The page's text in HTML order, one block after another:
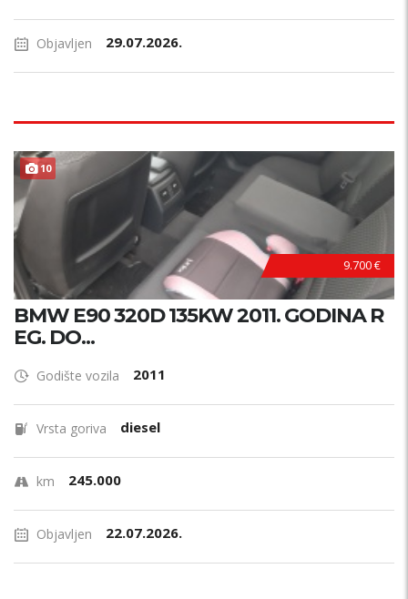
Objavljen 29.07.2026.
10
9.700 €
BMW E90 320D 135KW 2011. GODINA R
EG. DO...
Godište vozila 2011
Vrsta goriva diesel
km 245.000
Objavljen 22.07.2026.